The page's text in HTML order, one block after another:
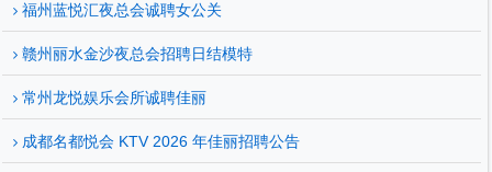
福州蓝悦汇夜总会诚聘女公关
赣州丽水金沙夜总会招聘日结模特
常州龙悦娱乐会所诚聘佳丽
成都名都悦会 KTV 2026 年佳丽招聘公告